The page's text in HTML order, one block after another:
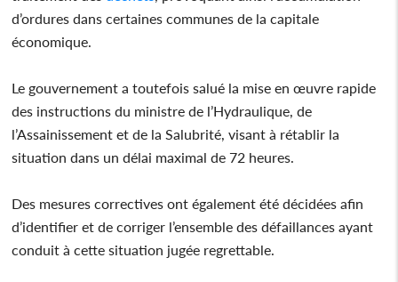
d’ordures dans certaines communes de la capitale
économique.
Le gouvernement a toutefois salué la mise en œuvre rapide
des instructions du ministre de l’Hydraulique, de
l’Assainissement et de la Salubrité, visant à rétablir la
situation dans un délai maximal de 72 heures.
Des mesures correctives ont également été décidées afin
d’identifier et de corriger l’ensemble des défaillances ayant
conduit à cette situation jugée regrettable.